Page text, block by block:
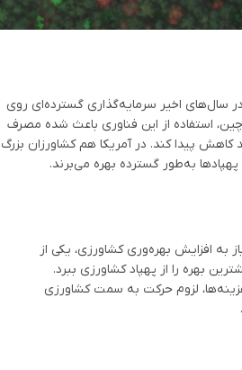
سال‌های اخیر سرمایه‌گذاری گسترده‌ای روی
استفاده از این فناوری باعث شده مصرف
برخی مزارع تا ۵۰ درصد کاهش پیدا کند. در آمریکا هم کشاورزان بزرگ
به‌طور گسترده بهره می‌برند.
به افزایش بهره‌وری کشاورزی، یکی از
بهره را از پهپاد کشاورزی ببرد.
لزوم حرکت به سمت کشاورزی